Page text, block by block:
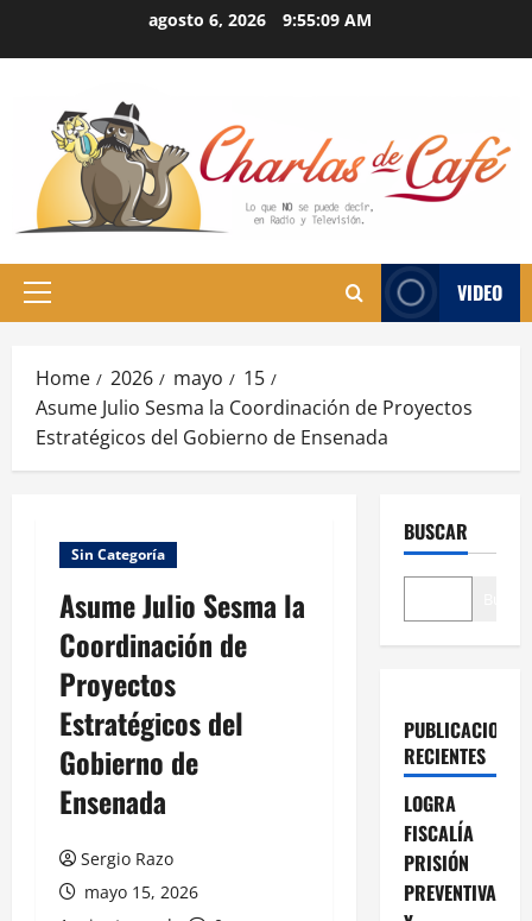
agosto 6, 2026 9:55:10 AM
Primary
VIDEO
Home 2026 mayo
15
Asume Julio Sesma la Coordinación de Proyectos
Estratégicos del Gobierno de Ensenada
Sin Categoría
Asume Julio Sesma la
Coordinación de
Proyectos
Estratégicos del
Gobierno de
Ensenada
Sergio Razo
mayo 15, 2026
BUSCAR
PUBLICACIONES
RECIENTES
LOGRA
FISCALÍA
PRISIÓN
PREVENTIVA